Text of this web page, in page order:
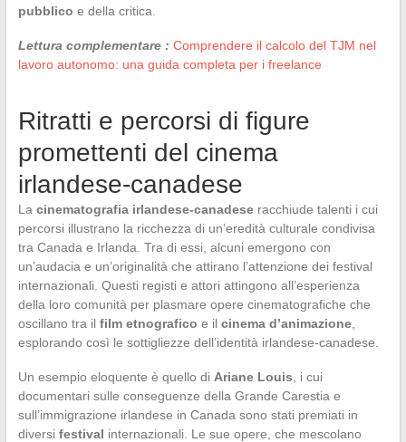
pubblico e della critica.
Lettura complementare : Comprendere il calcolo del TJM nel
lavoro autonomo: una guida completa per i freelance
Ritratti e percorsi di figure
promettenti del cinema
irlandese-canadese
La cinematografia irlandese-canadeseracchiude talenti i cui
percorsi illustrano la ricchezza di un’eredità culturale condivisa
tra Canada e Irlanda. Tra di essi, alcuni emergono con
un’audacia e un’originalità che attirano l’attenzione dei festival
internazionali. Questi registi e attori attingono all’esperienza
della loro comunità per plasmare opere cinematografiche che
oscillano tra il film etnografico e il cinema d’animazione,
esplorando così le sottigliezze dell’identità irlandese-canadese.
Un esempio eloquente è quello di Ariane Louis , i cui
documentari sulle conseguenze della Grande Carestia e
sull’immigrazione irlandese in Canada sono stati premiati in
diversi festival internazionali. Le sue opere, che mescolano